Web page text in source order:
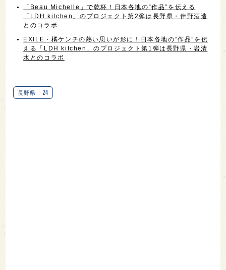
「Beau Michelle」で乾杯！日本各地の“作品”を伝える
「LDH kitchen」のプロジェクト第2弾は長野県・伴野酒造
とのコラボ
EXILE・橘ケンチの熱い思いが形に！日本各地の“作品”を伝
える「LDH kitchen」のプロジェクト第1弾は長野県・岩清
水とのコラボ
長野県 24